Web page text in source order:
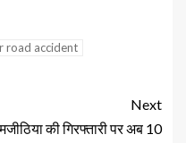
road accident
Next
मजीठिया की गिरफ्तारी पर अब 10